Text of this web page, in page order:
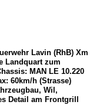
Lavin (RhB) Xm
Landquart zum
MAN LE 10.220
60km/h (Strasse)
Wil,
Detail am Frontgrill